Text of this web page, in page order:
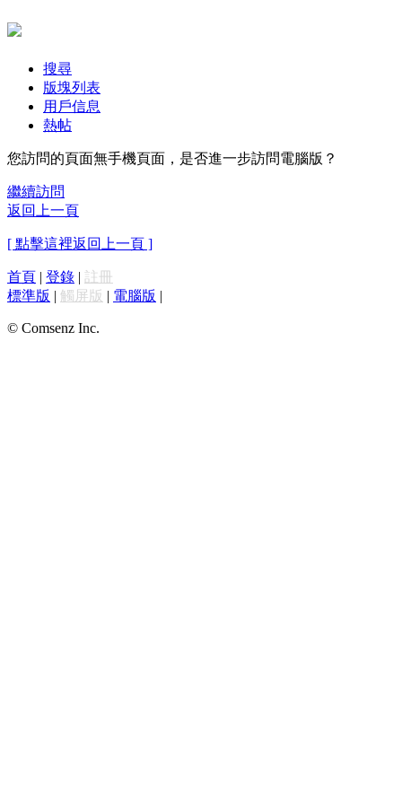
搜尋
版塊列表
用戶信息
熱帖
您訪問的頁面無手機頁面，是否進一步訪問電腦版？
繼續訪問
返回上一頁
[ 點擊這裡返回上一頁 ]
首頁 | 登錄 | 註冊
標準版 | 觸屏版 | 電腦版 |
© Comsenz Inc.